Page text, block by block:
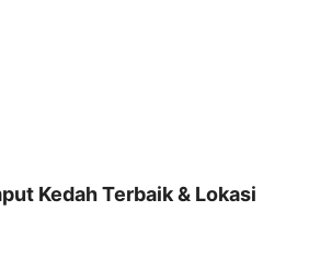
Kedah Terbaik & Lokasi